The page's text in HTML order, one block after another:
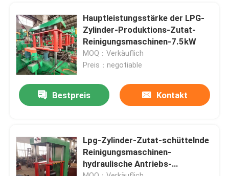
Qualitätskontrolle
Nachrichten
Alle Fälle
Referenzen
Lpg-Zylinder-Fertigungsstraße
Hauptleistungsstärke der LPG-
Zylinder-Produktions-Zutat-
Reinigungsmaschinen-7.5kW
MOQ：Verkäuflich
Preis：negotiable
Bestpreis Kontakt
Lpg-Zylinder-Zutat-schüttelnde
Reinigungsmaschinen-
hydraulische Antriebs-